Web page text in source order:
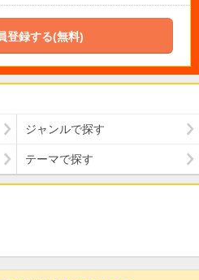
登録する(無料)
ジャンルで探す
テーマで探す